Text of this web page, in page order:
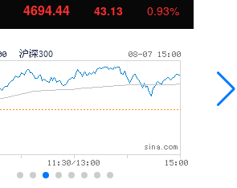
4694.44 43.13 0.93%